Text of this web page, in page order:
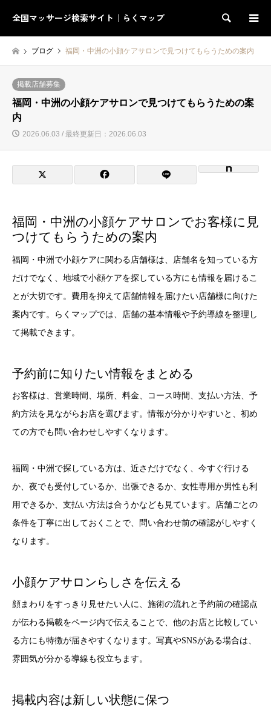
全国マッサージ検索サイト｜らくマップ 検索
ブログ 福岡・中洲の小顔ケアサロンで見つけてもらうための案内
掲載店舗募集
福岡・中洲の小顔ケアサロンで見つけてもらうための案
内
2026.06.03 / 最終更新日：2026.06.03
福岡・中洲の小顔ケアサロンでお客様に見
つけてもらうための案内
福岡・中洲で小顔ケアに関わる店舗様は、店舗名を知っている方
だけでなく、地域で小顔ケアを探している方にも情報を届けるこ
とが大切です。費用を抑えて店舗情報を届けたい店舗様に向けた
案内です。らくマップでは、店舗の基本情報や予約導線を整理し
て掲載できます。
予約前に知りたい情報をまとめる
お客様は、営業時間、場所、料金、コース時間、支払い方法、予
約方法を見ながらお店を選びます。情報が分かりやすいと、初め
ての方でも問い合わせしやすくなります。
福岡・中洲で探している方は、近さだけでなく、今すぐ行ける
か、夜でも受付しているか、出張できるか、女性専用か男性も利
用できるか、支払い方法は合うかなども見ています。店舗ごとの
条件を丁寧に出しておくことで、問い合わせ前の確認がしやすく
なります。
小顔ケアサロンらしさを伝える
顔まわりをすっきり見せたい人に、施術の流れと予約前の確認点
が伝わる掲載をページ内で伝えることで、他のお店と比較してい
る方にも特徴が届きやすくなります。写真やSNSがある場合は、
雰囲気が分かる導線も役立ちます。
掲載内容は新しい状態に保つ